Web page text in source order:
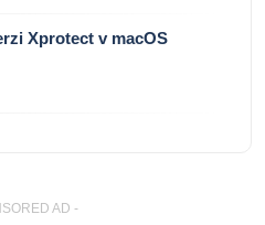
Xprotect v macOS
AD -